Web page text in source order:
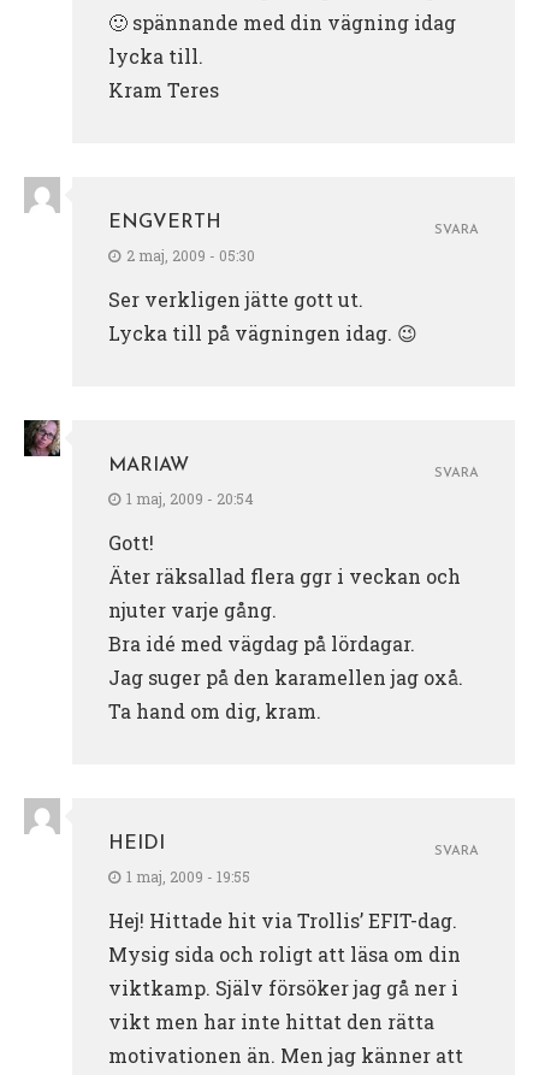
🙂 spännande med din vägning idag
lycka till.
Kram Teres
ENGVERTH
2 maj, 2009 - 05:30
Ser verkligen jätte gott ut.
Lycka till på vägningen idag. 😉
SVARA
MARIAW
1 maj, 2009 - 20:54
Gott!
Äter räksallad flera ggr i veckan och
njuter varje gång.
Bra idé med vägdag på lördagar.
Jag suger på den karamellen jag oxå.
Ta hand om dig, kram.
SVARA
HEIDI
1 maj, 2009 - 19:55
Hej! Hittade hit via Trollis’ EFIT-dag.
Mysig sida och roligt att läsa om din
viktkamp. Själv försöker jag gå ner i
vikt men har inte hittat den rätta
motivationen än. Men jag känner att
SVARA